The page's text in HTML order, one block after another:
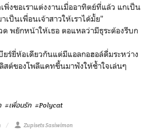
งขอเราแต่งงานเมื่ออาทิตย์ที่แล้ว แกเป็น
เป็นเพื่อนเจ้าสาวให้เราได้มั้ย"
พยักหน้าให้เธอ ตอแหลว่ามีธุระต้องรีบก
ร์ยี่ห้อเดียวกันแต่มีแอลกอฮอล์ดื่มระหว่าง
สต์ของโพลีแคทขึ้นมาฟังให้ช้ำใจเล่นๆ
#เพื่อนรัก #Polycat
Zupisets Sasiwimon